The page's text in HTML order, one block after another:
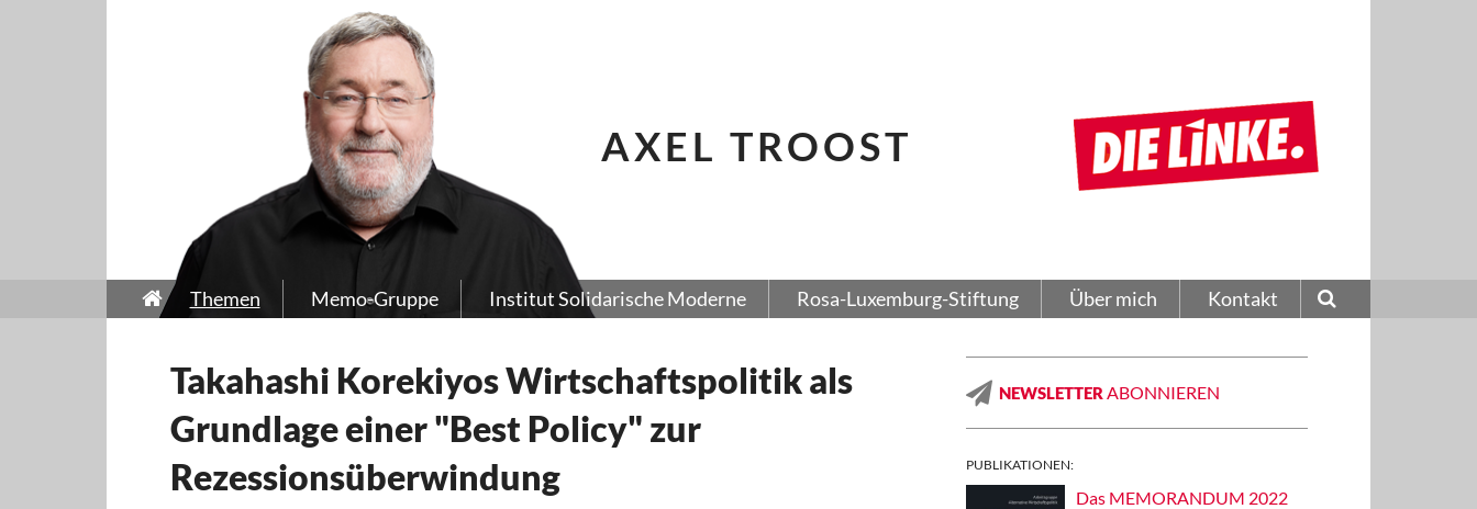
AXEL TROOST
Themen Memo-Gruppe Institut Solidarische Moderne Rosa-Luxemburg-Stiftung Über mich Kontakt
Takahashi Korekiyos Wirtschaftspolitik als
Grundlage einer "Best Policy" zur
Rezessionsüberwindung
NEWSLETTER ABONNIEREN
PUBLIKATIONEN:
Das MEMORANDUM 2022